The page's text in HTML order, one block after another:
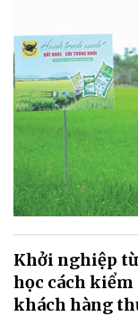
Khởi nghiệp
học cách
khách hàng